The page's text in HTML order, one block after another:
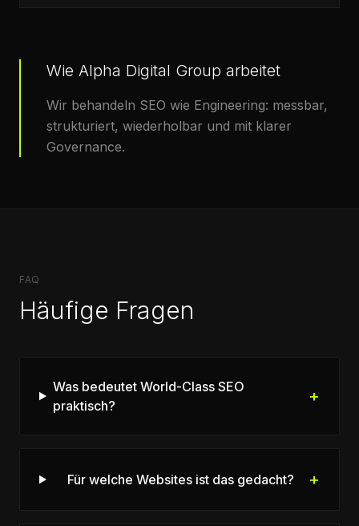
Wie Alpha Digital Group arbeitet
Wir behandeln SEO wie Engineering: messbar,
strukturiert, wiederholbar und mit klarer
Governance.
FAQ
Häufige Fragen
Was bedeutet World-Class SEO
praktisch?
+
Für welche Websites ist das gedacht? +